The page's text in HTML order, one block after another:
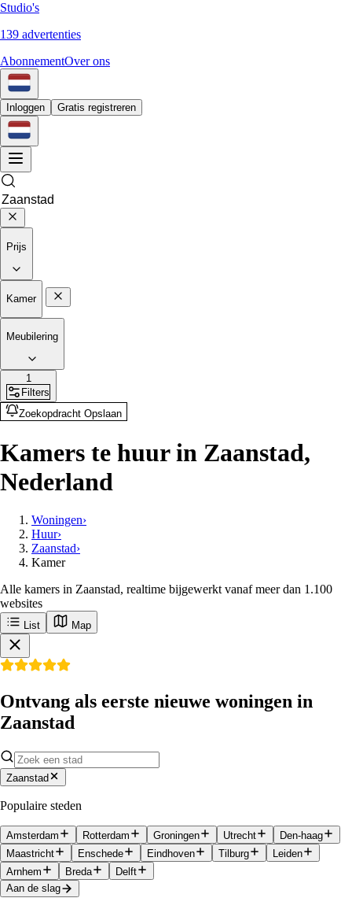
Studio's
139 advertenties
AbonnementOver ons
Inloggen Gratis registreren
Prijs
Kamer
Meubilering
1
Filters
Zoekopdracht Opslaan
Kamers te huur in Zaanstad,
Nederland
Woningen›
Huur›
Zaanstad›
Kamer
Alle kamers in Zaanstad, realtime bijgewerkt vanaf meer dan 1.100
websites
List Map
Ontvang als eerste nieuwe woningen in
Zaanstad
Zaanstad
Populaire steden
Amsterdam Rotterdam Groningen Utrecht
Den-haag
Maastricht
Enschede Eindhoven Tilburg
Leiden
Arnhem
Breda
Delft
Aan de slag